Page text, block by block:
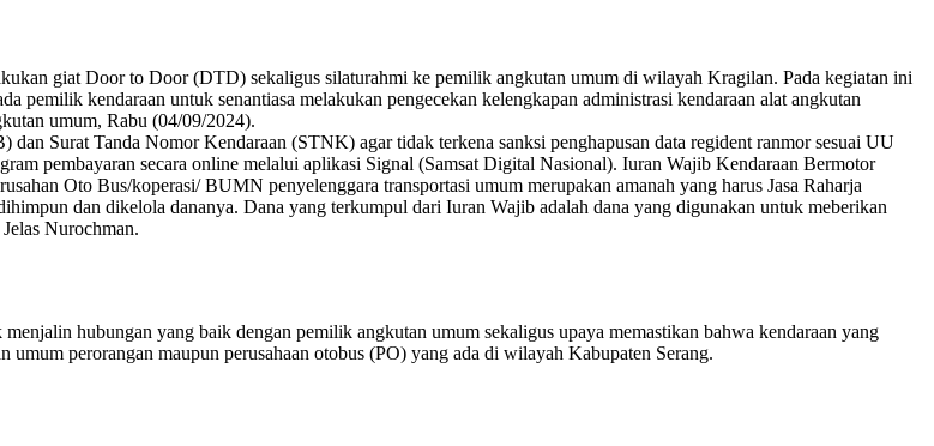
giat Door to Door (DTD) sekaligus silaturahmi ke pemilik angkutan umum di wilayah Kragilan. Pada kegiatan ini
pemilik kendaraan untuk senantiasa melakukan pengecekan kelengkapan administrasi kendaraan alat angkutan
umum, Rabu (04/09/2024).
Surat Tanda Nomor Kendaraan (STNK) agar tidak terkena sanksi penghapusan data regident ranmor sesuai UU
pembayaran secara online melalui aplikasi Signal (Samsat Digital Nasional). Iuran Wajib Kendaraan Bermotor
Oto Bus/koperasi/ BUMN penyelenggara transportasi umum merupakan amanah yang harus Jasa Raharja
dan dikelola dananya. Dana yang terkumpul dari Iuran Wajib adalah dana yang digunakan untuk meberikan
Nurochman.
hubungan yang baik dengan pemilik angkutan umum sekaligus upaya memastikan bahwa kendaraan yang
perorangan maupun perusahaan otobus (PO) yang ada di wilayah Kabupaten Serang.